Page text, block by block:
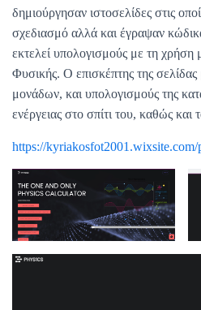
δημιούργησαν ιστοσελίδες στις
σχεδιασμό αλλά και έγραψαν
εκτελεί υπολογισμούς με τη
Φυσικής. Ο επισκέπτης της σελίδας
μονάδων, και υπολογισμούς της
ενέργειας στο σπίτι του, καθώς
https://kyriakosfot2001.wixsite.com/